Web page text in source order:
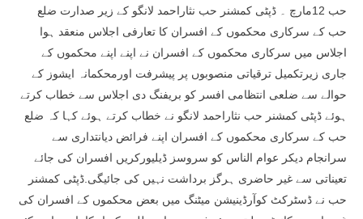
حب 12مارچ ۔ ڈپٹی کمشنر حب نثاراحمد لانگو کے زیر صدارت ضلع
حب کے سرکاری محکموں کے افسران کا تعارفی اجلاس منعقد ہوا
اجلاس میں سرکاری محکموں کے افسران نے اپنے اپنے محکموں کے
جاری زیرتکمیل ترقیاتی منصوبوں پر پیشرفت اورمحکمانہ ایشوز کے
حوالے سے ضلعی انتظامی افسر کو بریفنگ دی اجلاس سے خطاب کرتے
ہوئے ڈپٹی کمشنر حب نثاراحمد لانگو نے خطاب کرتے ہوئے کہا کہ ضلع
حب کے سرکاری محکموں کے افسران اپنے فرائض دیانتداری سے
سرانجام دیکر عوام الناس کو سروسز ڈیلیورکریں افسران کی جائے
تعیناتی سے غیر حاضری ہرگز برداشت نہیں کی جائیگی.ڈپٹی کمشنر
حب نے ڈسٹرکٹ کوآرڈینیشن میٹنگ میں بعض محکموں کے افسران کی